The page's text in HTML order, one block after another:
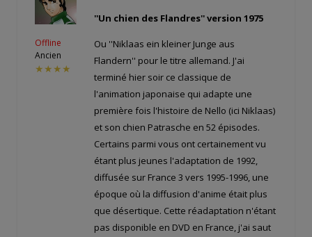
Offline
Ancien
★★★★
''Un chien des Flandres'' version 1975
Ou ''Niklaas ein kleiner Junge aus
Flandern'' pour le titre allemand. J'ai
terminé hier soir ce classique de
l'animation japonaise qui adapte une
première fois l'histoire de Nello (ici Niklaas)
et son chien Patrasche en 52 épisodes.
Certains parmi vous ont certainement vu
étant plus jeunes l'adaptation de 1992,
diffusée sur France 3 vers 1995-1996, une
époque où la diffusion d'anime était plus
que désertique. Cette réadaptation n'étant
pas disponible en DVD en France, j'ai saut